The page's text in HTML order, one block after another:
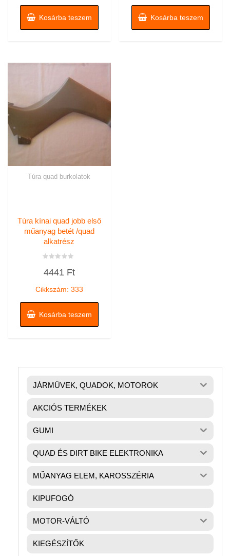
Kosárba teszem Kosárba teszem
Túra quad burkolatok
Túra kínai quad jobb első
műanyag betét /quad
alkatrész
0
4441 Ft
Cikkszám: 333
Kosárba teszem
JÁRMŰVEK, QUADOK, MOTOROK
AKCIÓS TERMÉKEK
GUMI
QUAD ÉS DIRT BIKE ELEKTRONIKA
MŰANYAG ELEM, KAROSSZÉRIA
KIPUFOGÓ
MOTOR-VÁLTÓ
KIEGÉSZÍTŐK